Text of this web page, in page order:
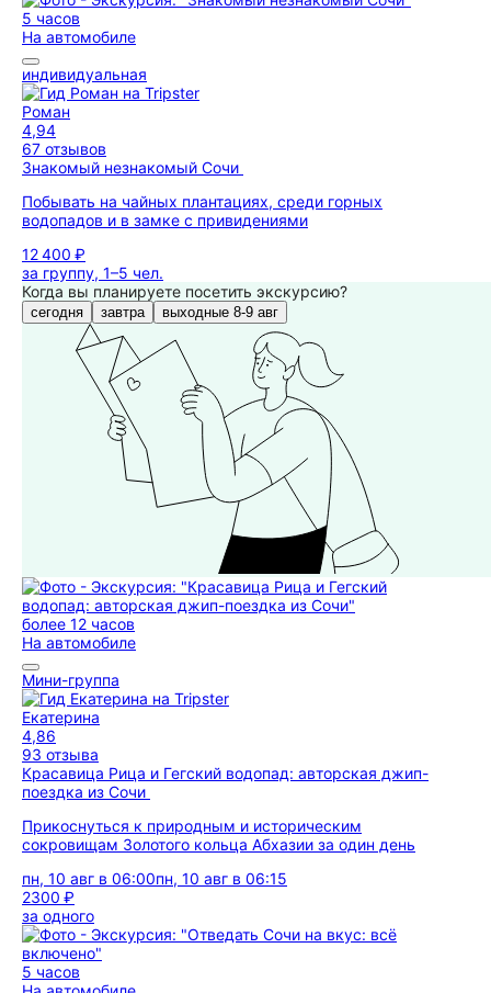
5 часов
На автомобиле
индивидуальная
Роман
4,94
67 отзывов
Знакомый незнакомый Сочи
Побывать на чайных плантациях, среди горных
водопадов и в замке с привидениями
12 400 ₽
за группу, 1–5 чел.
Когда вы планируете посетить экскурсию?
сегодня завтра выходные 8-9 авг
более 12 часов
На автомобиле
Мини-группа
Екатерина
4,86
93 отзыва
Красавица Рица и Гегский водопад: авторская джип-
поездка из Сочи
Прикоснуться к природным и историческим
сокровищам Золотого кольца Абхазии за один день
пн, 10 авг в 06:00пн, 10 авг в 06:15
2300 ₽
за одного
5 часов